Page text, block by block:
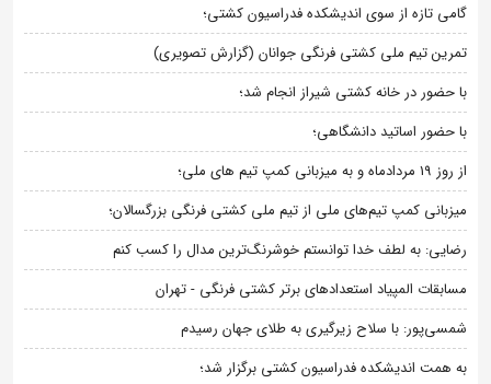
گامی تازه از سوی اندیشکده فدراسیون کشتی؛
تمرین تیم ملی کشتی فرنگی جوانان (گزارش تصویری)
با حضور در خانه کشتی شیراز انجام شد؛
با حضور اساتید دانشگاهی؛
از روز 19 مردادماه و به میزبانی کمپ تیم های ملی؛
میزبانی کمپ تیم‌های ملی از تیم ملی کشتی فرنگی بزرگسالان؛
رضایی: به لطف خدا توانستم خوشرنگ‌ترین مدال را کسب کنم
مسابقات المپیاد استعدادهای برتر کشتی فرنگی - تهران
شمسی‌پور: با سلاح زیرگیری به طلای جهان رسیدم
به همت اندیشکده فدراسیون کشتی برگزار شد؛